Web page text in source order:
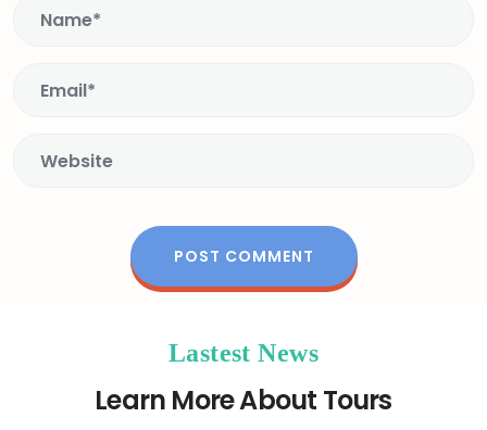
Lastest News
Learn More About Tours